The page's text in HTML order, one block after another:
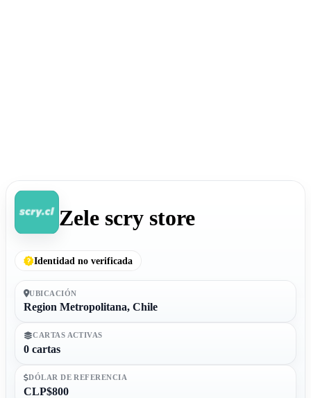
Zele scry store
Identidad no verificada
UBICACIÓN
Region Metropolitana, Chile
CARTAS ACTIVAS
0 cartas
DÓLAR DE REFERENCIA
CLP$800